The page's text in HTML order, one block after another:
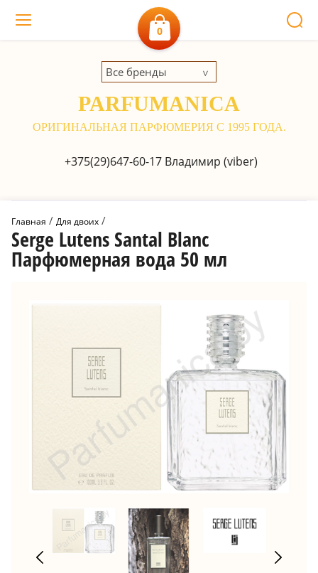
0
+375(29)647-60-17Владимир (viber)
Все бренды
PARFUMANICA
ОРИГИНАЛЬНАЯ ПАРФЮМЕРИЯ С 1995 ГОДА.
Главная / Для двоих /
Serge Lutens Santal Blanc
Парфюмерная вода 50 мл